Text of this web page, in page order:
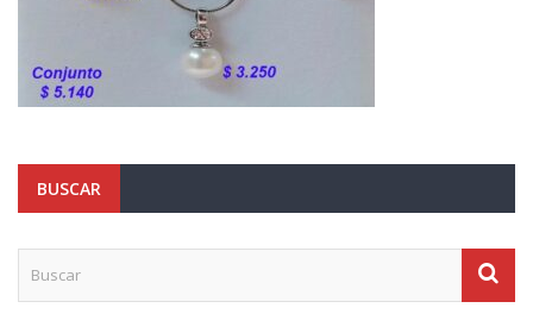
BUSCAR